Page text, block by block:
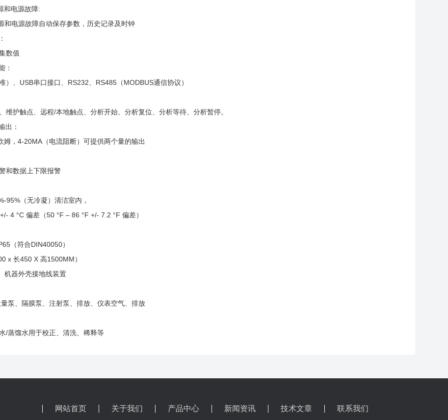
和电源故障:
和电源故障自动保存参数，历史记录及时钟
数值
：
、USB串口接口、RS232、RS485（MODBUS通信协议）
护触点、远程/本地触点、分析开始、分析复位、分析等待、分析暂停。
出：
，4-20MA（电流阻断）可提供两个量的输出
和数据上下限报警
95%（无冷凝）清洁室内，
4 °C 偏差（50 °F – 86 °F +/- 7.2 °F 偏差）
（符合DIN40050）
x 长450 X 高1500MM）
器外壳接地线装置
泵、隔膜泵、注射泵、排放、仪表空气、排放
/蒸馏水用于校正、清洗、稀释等
网站首页 关于我们 产品中心 新闻资讯 技术文章 联系我们